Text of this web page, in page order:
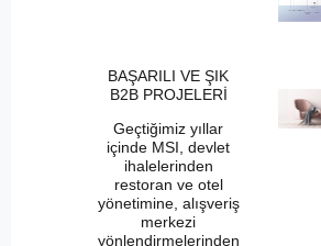
BAŞARILI VE ŞIK
B2B PROJELERİ
Geçtiğimiz yıllar
içinde MSI, devlet
ihalelerinden
restoran ve otel
yönetimine, alışveriş
merkezi
yönlendirmelerinden